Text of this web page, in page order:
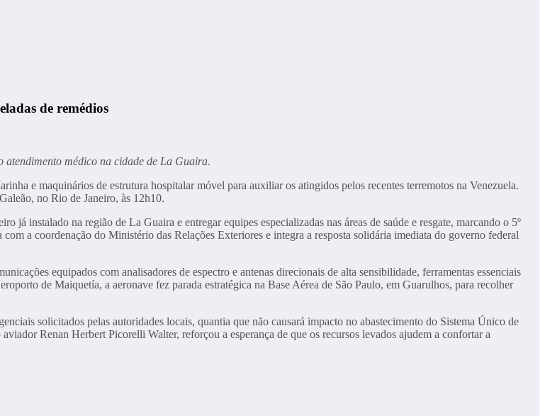
de remédios
médico na cidade de La Guaira.
e maquinários de estrutura hospitalar móvel para auxiliar os atingidos pelos recentes terremotos na Venezuela.
no Rio de Janeiro, às 12h10.
instalado na região de La Guaira e entregar equipes especializadas nas áreas de saúde e resgate, marcando o 5º
a coordenação do Ministério das Relações Exteriores e integra a resposta solidária imediata do governo federal
equipados com analisadores de espectro e antenas direcionais de alta sensibilidade, ferramentas essenciais
de Maiquetía, a aeronave fez parada estratégica na Base Aérea de São Paulo, em Guarulhos, para recolher
solicitados pelas autoridades locais, quantia que não causará impacto no abastecimento do Sistema Único de
Renan Herbert Picorelli Walter, reforçou a esperança de que os recursos levados ajudem a confortar a